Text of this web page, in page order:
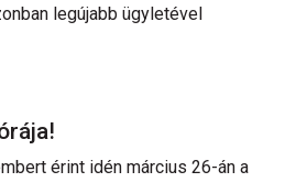
legújabb ügyletével
érint idén március 26-án a